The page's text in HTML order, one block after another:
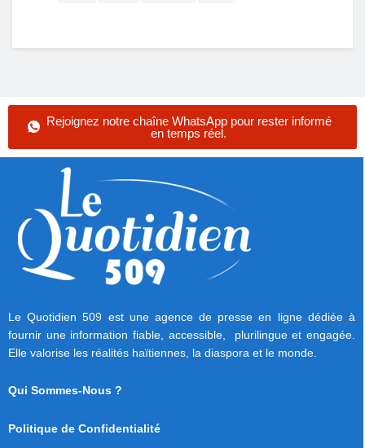
Rejoignez notre chaîne WhatsApp pour rester informé
en temps réel.
Le Quotidien 509 est une agence de presse en ligne dédiée à
fournir une information fiable, accessible, plurilingue et engagée.
Elle valorise les réalités haïtiennes, la diaspora et le monde.
Qui Sommes-Nous ?
Politique de Confidentialité